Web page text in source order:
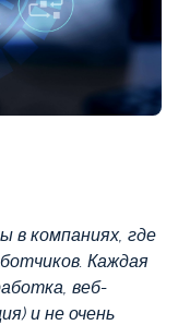
в компаниях, где
Каждая
веб-
и не очень